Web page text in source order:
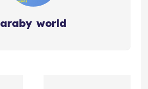
araby world